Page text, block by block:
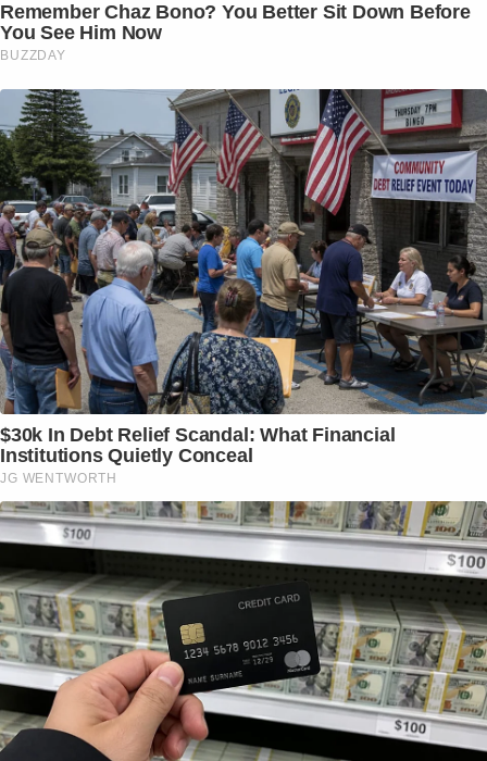
Remember Chaz Bono? You Better Sit Down Before
You See Him Now
BUZZDAY
$30k In Debt Relief Scandal: What Financial
Institutions Quietly Conceal
JG WENTWORTH